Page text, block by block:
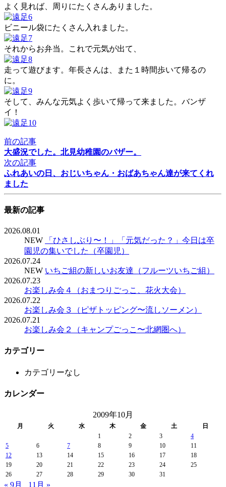
よく見れば、周りにたくさんありました。
ビニール袋にたくさん入れました。
それからお弁当。これで元気が出て、
走って遊びます。年長さんは、また１時間歩いて帰るの
に。
そして、みんな元気よく歩いて帰って来ました。バンザ
イ！
前の記事
大盛況でした。北見幼稚園のバザー。
次の記事
ふれあいの日、おじいちゃん・おばあちゃん達が来てくれ
ました
最新の記事
2026.08.01
NEW
「ひさしぶり〜！」「元気だった？」今日は卒
園児の集いでした（卒園児）
2026.07.24
NEW いちご組の新しいお友達（フルーツいちご組）
2026.07.23
お楽しみ会４（おまつりごっこ、花火大会）
2026.07.22
お楽しみ会３（ピザトッピング〜流しソーメン）
2026.07.21
お楽しみ会２（キャンプごっこ〜北網圏へ）
カテゴリー
カテゴリーなし
カレンダー
2009年10月
月 火 水 木 金 土
日
1
2 3
4
5
6 7 8 9 10
11
12
13 14 15 16 17
18
19
20 21 22 23 24
25
26
27 28 29 30 31
« 9月 11月 »